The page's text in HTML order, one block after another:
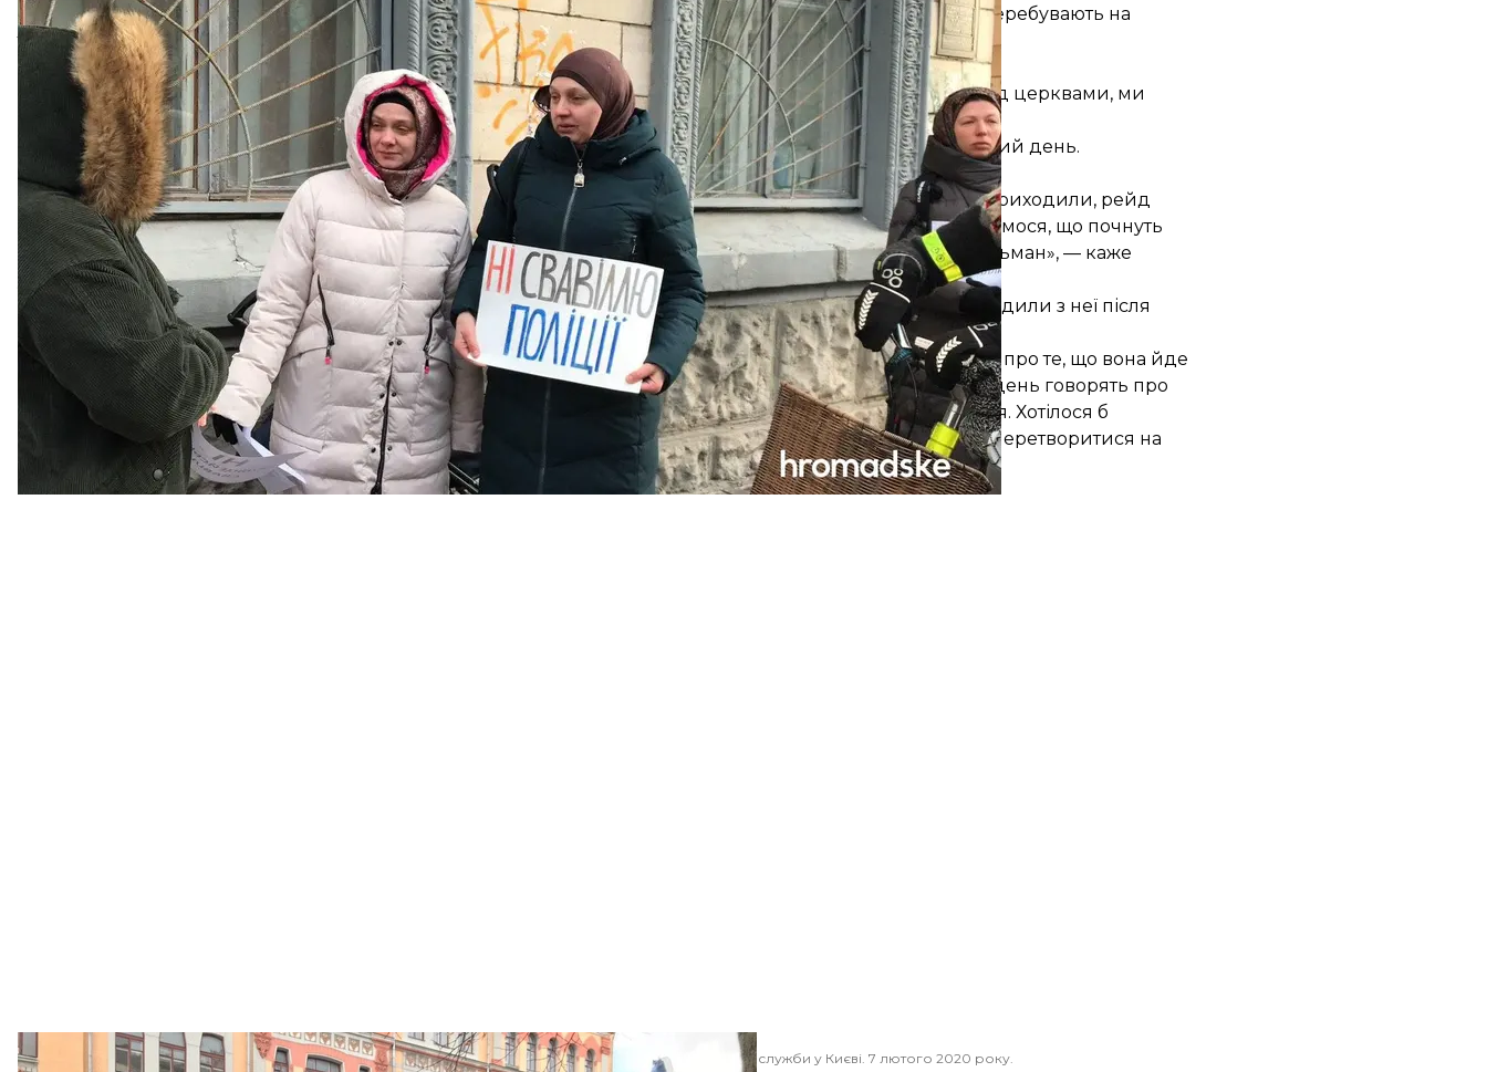
За офіційною версією правоохоронців, заходи проводили з метою ідентифікації та виявлення осіб, що перебувають на
території України нелегально та порушують міграційне законодавство.
Учасники акції вважають, що це порушення прав людини та приниження гідності.
«Ми не вважаємо, що це нормально. Ми не хочемо, щоб це відбувалося під мечетями, під синагогами, під церквами, ми
хочемо жити в правовій державі», — кажуть учасники акції.
Найбільше протестувальників обурило те, що перевірку проводили біля релігійної споруди, в молитовний день.
Мусульмани вважають, на релігійну громаду намагаються тиснути.
«Поліція останнім часом дуже прискіпливо відноситься до мусульман. Минулого року до нас в мечеть приходили, рейд
перевірок, незаконних. Позаминулої п’ятниці до нас приходили під мечеть перевіряли паспорти. Ми боїмося, що почнуть
ходити по будинках. Ми прийшли добитися своїх прав, щоб не були настільки прискіпливими до мусульман», — каже
учасниця протесту пані Марія.
За словами очевидців, на «нелегалів» полювали саме тоді, коли прихожани прямували до мечеті та виходили з неї після
молитви. Вони кажуть, що таке свавілля нагадує дії російських спецслужб.
«Ми не маємо повторювати всіх тих дій, того свавілля, що відбувається в Росії. Україна вже давно заявила про те, що вона йде
в Європу, що її цінності – це демократія та толерантність. Дії міграційної служби та поліції за останній тиждень говорять про
протилежне. Ми починаємо бути схожими на Росію, де не зважають на права людини і її релігійні почуття. Хотілося б
зупинити це свавілля в Україні, яке з кожним днем стає сильнішим. Якщо це не зупинити – ми можемо перетворитися на
Росію», — говорить громадський активіст Сінавер Кадиров.
Акція протесту мусульманської спільноти під будівлею Державної міграційної служби у Києві. 7 лютого 2020 року.